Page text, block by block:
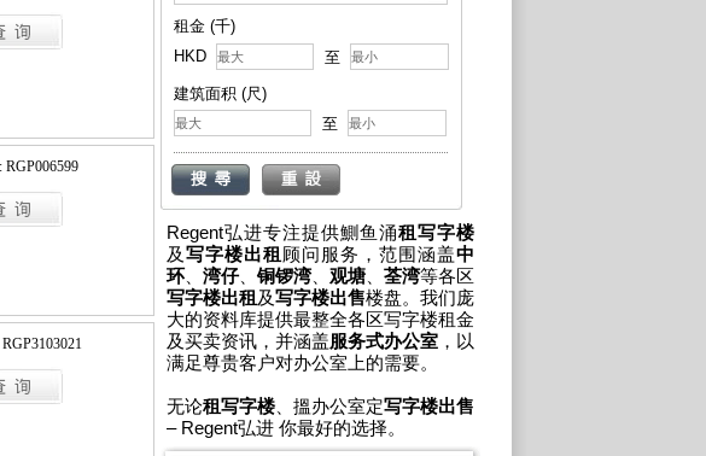
租金 (千)
HKD
至
建筑面积 (尺)
至
Regent弘进专注提供鰂鱼涌租写字楼
及 写字楼出租 顾问服务，范围涵盖中
环、 湾仔、 铜锣湾、 观塘 荃湾等各区
写字楼出租及写字楼出售楼盘。我们庞
大的资料库提供最整全各区写字楼租金
及买卖资讯，并涵盖服务式办公室 ，以
满足尊贵客户对办公室上的需要。
无论租写字楼 、搵办公室定写字楼出售
– Regent弘进 你最好的选择。